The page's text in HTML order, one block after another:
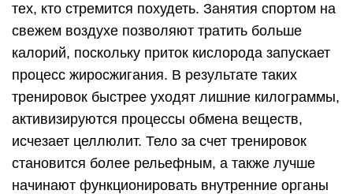
тех, кто стремится похудеть. Занятия спортом на
свежем воздухе позволяют тратить больше
калорий, поскольку приток кислорода запускает
процесс жиросжигания. В результате таких
тренировок быстрее уходят лишние килограммы,
активизируются процессы обмена веществ,
исчезает целлюлит. Тело за счет тренировок
становится более рельефным, а также лучше
начинают функционировать внутренние органы